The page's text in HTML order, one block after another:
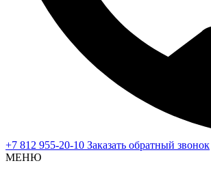
+7 812 955-20-10 Заказать обратный звонок
МЕНЮ